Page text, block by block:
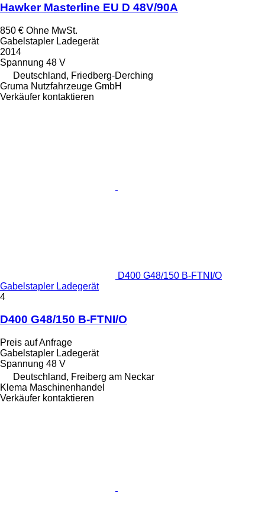
Hawker Masterline EU D 48V/90A
850 € Ohne MwSt.
Gabelstapler Ladegerät
2014
Spannung 48 V
Deutschland, Friedberg-Derching
Gruma Nutzfahrzeuge GmbH
Verkäufer kontaktieren
D400 G48/150 B-FTNI/O
Gabelstapler Ladegerät
4
D400 G48/150 B-FTNI/O
Preis auf Anfrage
Gabelstapler Ladegerät
Spannung 48 V
Deutschland, Freiberg am Neckar
Klema Maschinenhandel
Verkäufer kontaktieren